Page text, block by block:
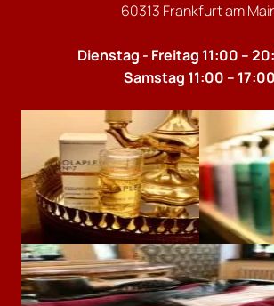
60313 Frankfurt am
Dienstag - Freitag 11:00 –
Samstag 11:00 – 17:00